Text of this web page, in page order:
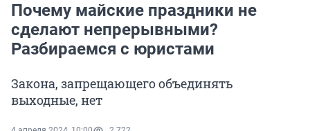
Почему майские праздники не
сделают непрерывными?
Разбираемся с юристами
Закона, запрещающего объединять
выходные, нет